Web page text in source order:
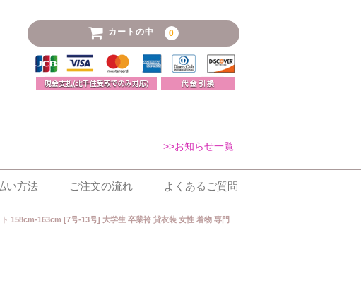
カートの中 0
>>お知らせ一覧
い方法 ご注文の流れ よくあるご質問
158cm-163cm [7号-13号] 大学生 卒業袴 貸衣装 女性 着物 専門